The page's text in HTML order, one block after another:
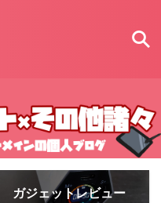
ガジェットレビュー